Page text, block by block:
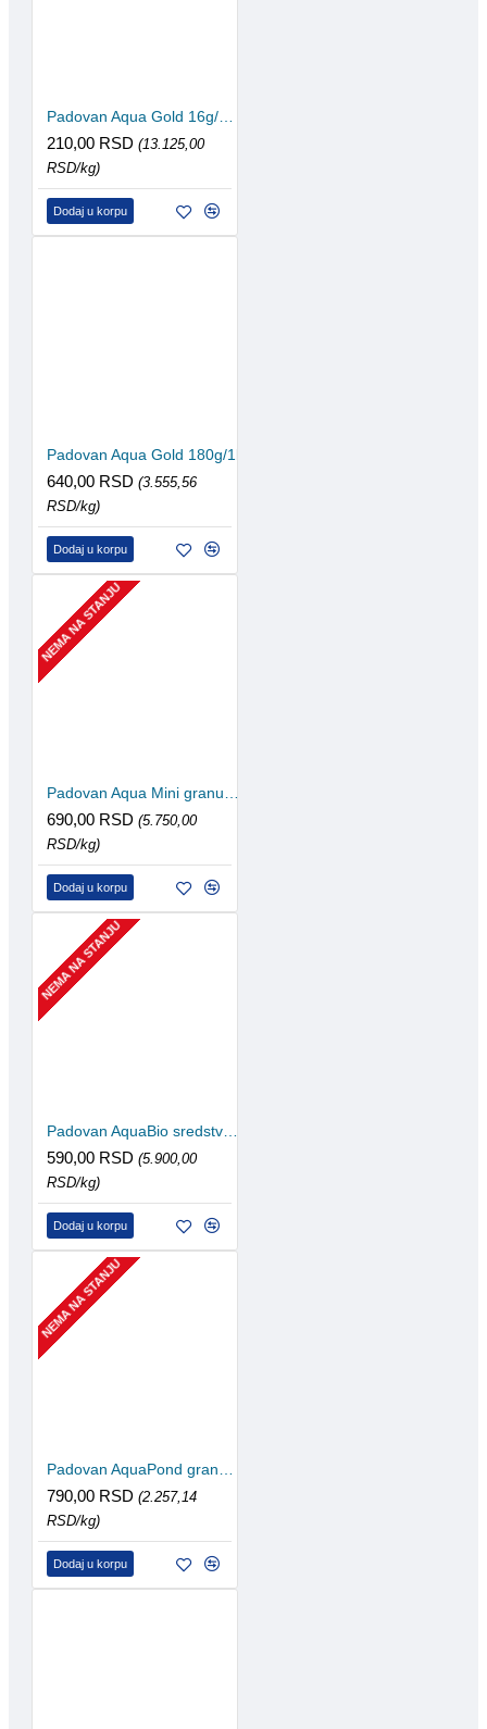
Padovan Aqua Gold 16g/100ml
210,00 RSD (13.125,00
RSD/kg)
Dodaj u korpu
Padovan Aqua Gold 180g/1l
640,00 RSD (3.555,56
RSD/kg)
Dodaj u korpu
NEMA NA STANJU
Padovan Aqua Mini granules 120g/250ml
690,00 RSD (5.750,00
RSD/kg)
Dodaj u korpu
NEMA NA STANJU
Padovan AquaBio sredstvo za prečišćavanje vode 100ml
590,00 RSD (5.900,00
RSD/kg)
Dodaj u korpu
NEMA NA STANJU
Padovan AquaPond granules 350g/1l
790,00 RSD (2.257,14
RSD/kg)
Dodaj u korpu